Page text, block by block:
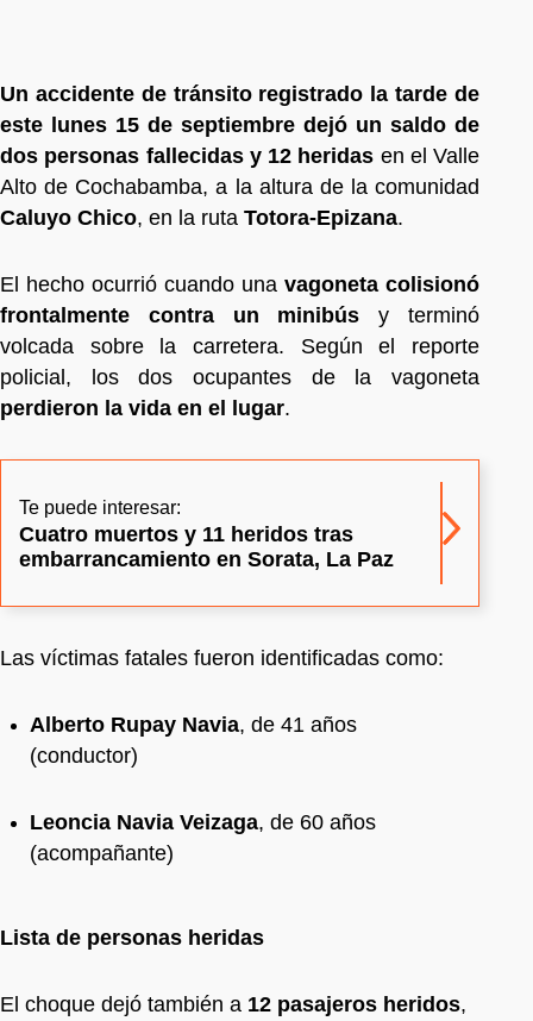
Un accidente de tránsito registrado la tarde de
este lunes 15 de septiembre dejó un saldo de
dos personas fallecidas y 12 heridas en el Valle
Alto de Cochabamba, a la altura de la comunidad
Caluyo Chico, en la ruta Totora-Epizana.
El hecho ocurrió cuando una vagoneta colisionó
frontalmente contra un minibús y terminó
volcada sobre la carretera. Según el reporte
policial, los dos ocupantes de la vagoneta
perdieron la vida en el lugar.
Te puede interesar:
Cuatro muertos y 11 heridos tras
embarrancamiento en Sorata, La Paz
Las víctimas fatales fueron identificadas como:
Alberto Rupay Navia, de 41 años
(conductor)
Leoncia Navia Veizaga, de 60 años
(acompañante)
Lista de personas heridas
El choque dejó también a 12 pasajeros heridos,